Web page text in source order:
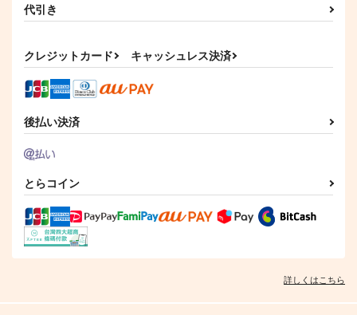
代引き
クレジットカード キャッシュレス決済
後払い決済
とらコイン
詳しくはこちら